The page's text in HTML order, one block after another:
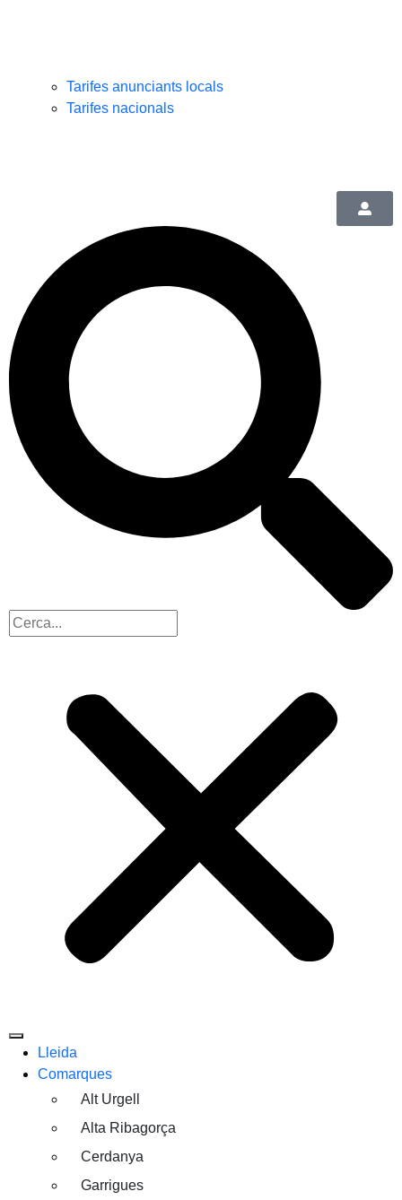
Tarifes anunciants locals
Tarifes nacionals
Lleida
Comarques
Alt Urgell
Alta Ribagorça
Cerdanya
Garrigues